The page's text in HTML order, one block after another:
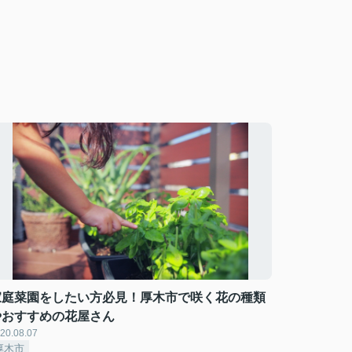
菜園をしたい方必見！厚木市で咲く花の種類
すすめの花屋さん
木市